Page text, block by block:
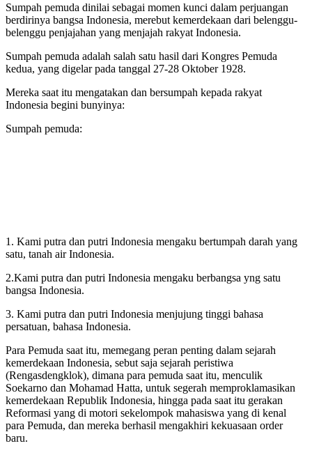
Sumpah pemuda dinilai sebagai momen kunci dalam perjuangan
berdirinya bangsa Indonesia, merebut kemerdekaan dari belenggu-
belenggu penjajahan yang menjajah rakyat Indonesia.
Sumpah pemuda adalah salah satu hasil dari Kongres Pemuda
kedua, yang digelar pada tanggal 27-28 Oktober 1928.
Mereka saat itu mengatakan dan bersumpah kepada rakyat
Indonesia begini bunyinya:
Sumpah pemuda:
1. Kami putra dan putri Indonesia mengaku bertumpah darah yang
satu, tanah air Indonesia.
2.Kami putra dan putri Indonesia mengaku berbangsa yng satu
bangsa Indonesia.
3. Kami putra dan putri Indonesia menjujung tinggi bahasa
persatuan, bahasa Indonesia.
Para Pemuda saat itu, memegang peran penting dalam sejarah
kemerdekaan Indonesia, sebut saja sejarah peristiwa
(Rengasdengklok), dimana para pemuda saat itu, menculik
Soekarno dan Mohamad Hatta, untuk segerah memproklamasikan
kemerdekaan Republik Indonesia, hingga pada saat itu gerakan
Reformasi yang di motori sekelompok mahasiswa yang di kenal
para Pemuda, dan mereka berhasil mengakhiri kekuasaan order
baru.